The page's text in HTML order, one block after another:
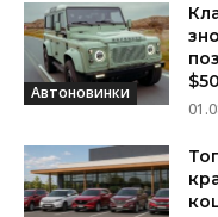
Автоновинки